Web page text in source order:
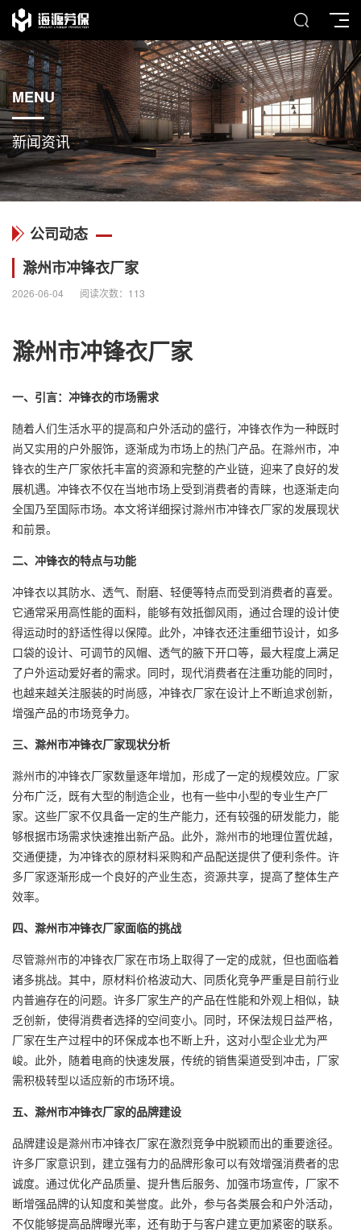
MENU
新闻资讯
公司动态
滁州市冲锋衣厂家
2026-06-04 阅读次数： 113
滁州市冲锋衣厂家
一、引言：冲锋衣的市场需求
随着人们生活水平的提高和户外活动的盛行，冲锋衣作为一种既时
尚又实用的户外服饰，逐渐成为市场上的热门产品。在滁州市，冲
锋衣的生产厂家依托丰富的资源和完整的产业链，迎来了良好的发
展机遇。冲锋衣不仅在当地市场上受到消费者的青睐，也逐渐走向
全国乃至国际市场。本文将详细探讨滁州市冲锋衣厂家的发展现状
和前景。
二、冲锋衣的特点与功能
冲锋衣以其防水、透气、耐磨、轻便等特点而受到消费者的喜爱。
它通常采用高性能的面料，能够有效抵御风雨，通过合理的设计使
得运动时的舒适性得以保障。此外，冲锋衣还注重细节设计，如多
口袋的设计、可调节的风帽、透气的腋下开口等，最大程度上满足
了户外运动爱好者的需求。同时，现代消费者在注重功能的同时，
也越来越关注服装的时尚感，冲锋衣厂家在设计上不断追求创新，
增强产品的市场竞争力。
三、滁州市冲锋衣厂家现状分析
滁州市的冲锋衣厂家数量逐年增加，形成了一定的规模效应。厂家
分布广泛，既有大型的制造企业，也有一些中小型的专业生产厂
家。这些厂家不仅具备一定的生产能力，还有较强的研发能力，能
够根据市场需求快速推出新产品。此外，滁州市的地理位置优越，
交通便捷，为冲锋衣的原材料采购和产品配送提供了便利条件。许
多厂家逐渐形成一个良好的产业生态，资源共享，提高了整体生产
效率。
四、滁州市冲锋衣厂家面临的挑战
尽管滁州市的冲锋衣厂家在市场上取得了一定的成就，但也面临着
诸多挑战。其中，原材料价格波动大、同质化竞争严重是目前行业
内普遍存在的问题。许多厂家生产的产品在性能和外观上相似，缺
乏创新，使得消费者选择的空间变小。同时，环保法规日益严格，
厂家在生产过程中的环保成本也不断上升，这对小型企业尤为严
峻。此外，随着电商的快速发展，传统的销售渠道受到冲击，厂家
需积极转型以适应新的市场环境。
五、滁州市冲锋衣厂家的品牌建设
品牌建设是滁州市冲锋衣厂家在激烈竞争中脱颖而出的重要途径。
许多厂家意识到，建立强有力的品牌形象可以有效增强消费者的忠
诚度。通过优化产品质量、提升售后服务、加强市场宣传，厂家不
断增强品牌的认知度和美誉度。此外，参与各类展会和户外活动，
不仅能够提高品牌曝光率，还有助于与客户建立更加紧密的联系。